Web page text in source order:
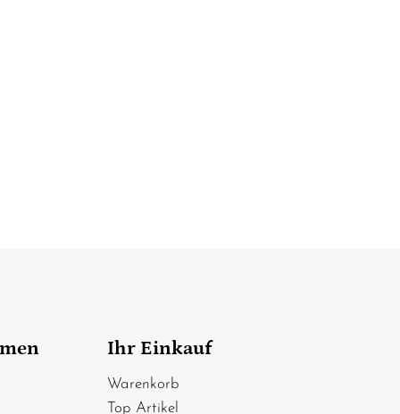
Ihr Einkauf
Warenkorb
Top Artikel